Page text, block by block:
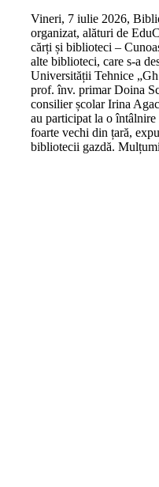
Vineri, 7 iulie 2026,
organizat, alături de
cărți și biblioteci –
alte biblioteci, care s-a
Universității Tehnice
prof. înv. primar Doina
consilier școlar Irina
au participat la o
foarte vechi din țară,
bibliotecii gazdă.